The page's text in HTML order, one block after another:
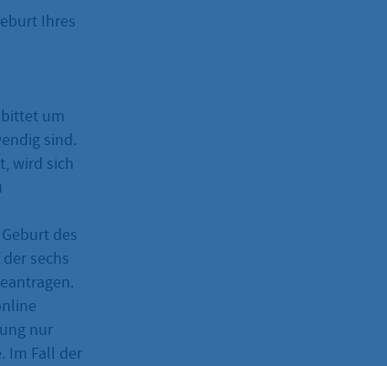
Ihres
bittet um
sind.
wird sich
des
sechs
nur
Im Fall der